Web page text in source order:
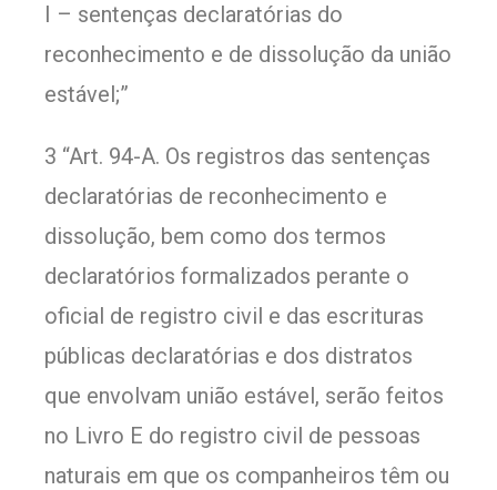
I – sentenças declaratórias do
reconhecimento e de dissolução da união
estável;”
3 “Art. 94-A. Os registros das sentenças
declaratórias de reconhecimento e
dissolução, bem como dos termos
declaratórios formalizados perante o
oficial de registro civil e das escrituras
públicas declaratórias e dos distratos
que envolvam união estável, serão feitos
no Livro E do registro civil de pessoas
naturais em que os companheiros têm ou